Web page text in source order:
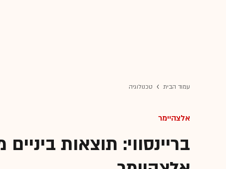
עמוד הבית טכנולוגיה
אלצהיימר
בריינסווי: תוצאות